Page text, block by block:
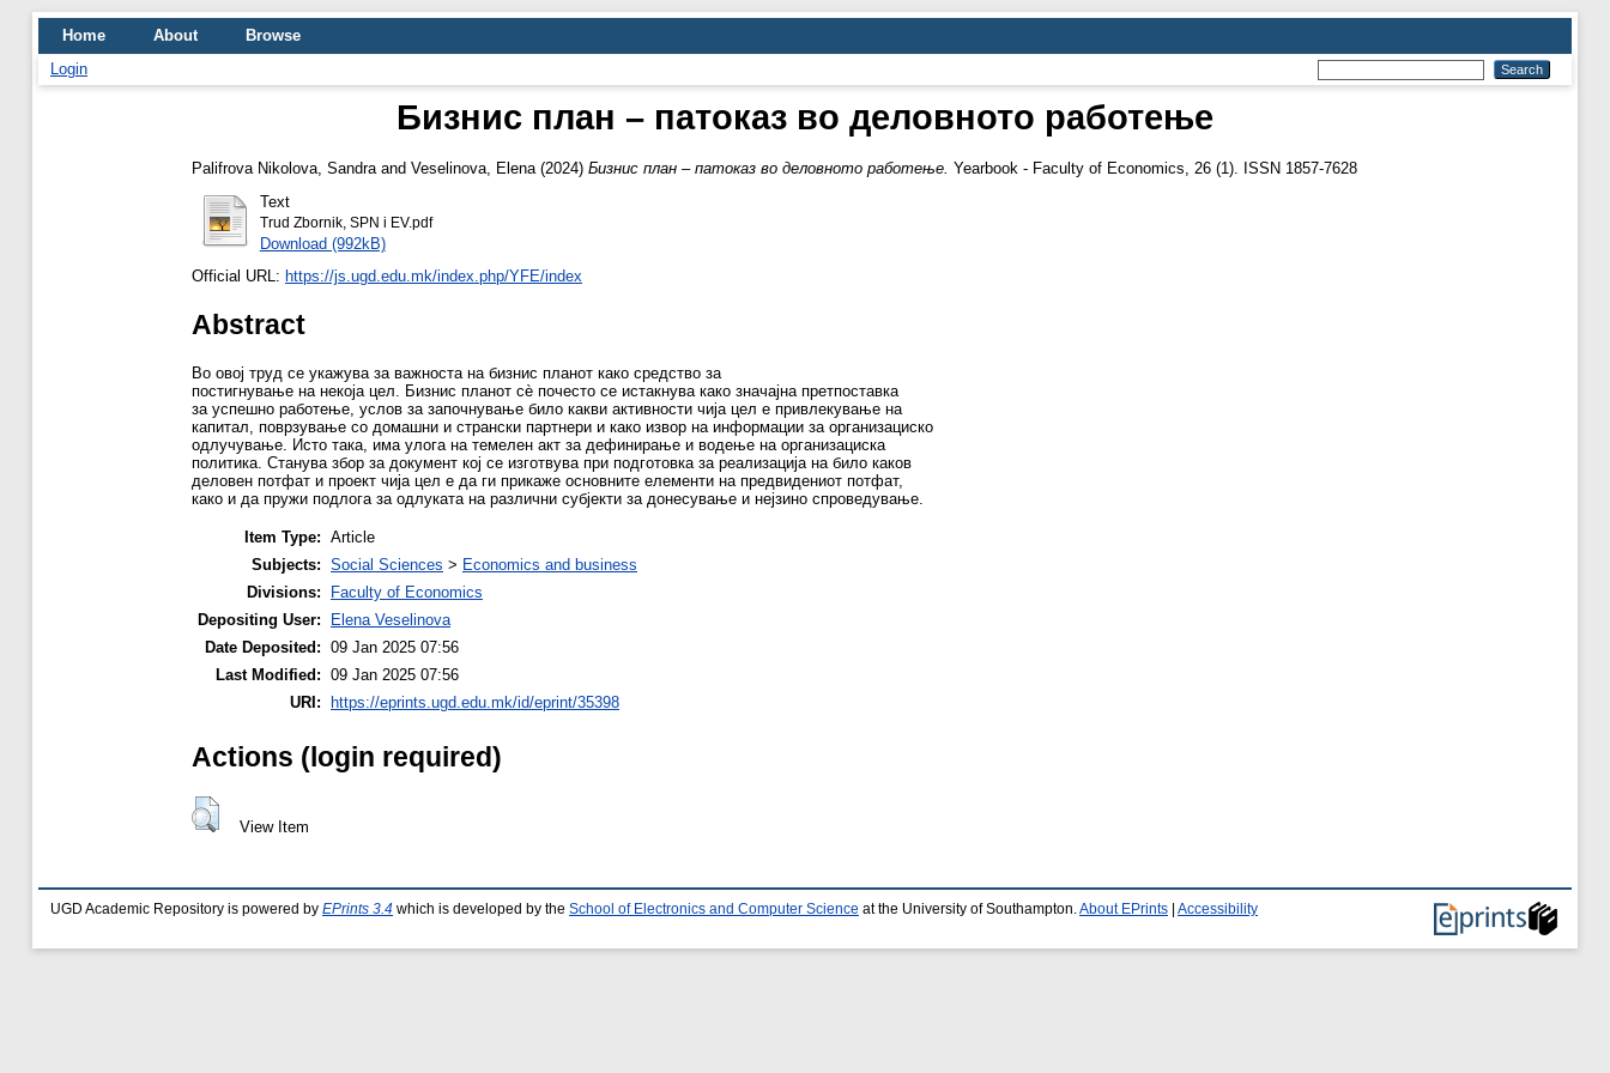
Home About
Browse
Login
Бизнис план – патоказ во деловното работење
Palifrova Nikolova, Sandra and Veselinova, Elena (2024) Бизнис план – патоказ во деловното работење. Yearbook - Faculty of Economics, 26 (1). ISSN 1857-7628
Text
Trud Zbornik, SPN i EV.pdf
Download (992kB)
Official URL: https://js.ugd.edu.mk/index.php/YFE/index
Abstract
Во овој труд се укажува за важноста на бизнис планот како средство за
постигнување на некоја цел. Бизнис планот сѐ почесто се истакнува како значајна претпоставка
за успешно работење, услов за започнување било какви активности чија цел е привлекување на
капитал, поврзување со домашни и странски партнери и како извор на информации за организациско
одлучување. Исто така, има улога на темелен акт за дефинирање и водење на организациска
политика. Станува збор за документ кој се изготвува при подготовка за реализација на било каков
деловен потфат и проект чија цел е да ги прикаже основните елементи на предвидениот потфат,
како и да пружи подлога за одлуката на различни субјекти за донесување и нејзино спроведување.
Item Type: Article
Subjects: Social Sciences > Economics and business
Divisions:
Faculty of Economics
Depositing User:
Elena Veselinova
Date Deposited: 09 Jan 2025 07:56
Last Modified: 09 Jan 2025 07:56
URI:
https://eprints.ugd.edu.mk/id/eprint/35398
Actions (login required)
View Item
UGD Academic Repository is powered by EPrints 3.4 which is developed by the School of Electronics and Computer Science at the University of Southampton. About EPrints Accessibility